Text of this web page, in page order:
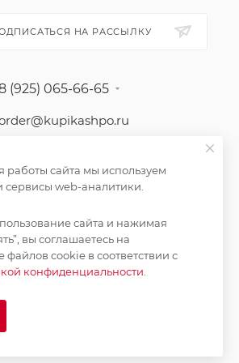
НА РАССЫЛКУ
(925) 065-66-65
работы сайта мы используем
web-аналитики.
сайта и нажимая
вы соглашаетесь на
файлов cookie в соответствии с
конфиденциальности.